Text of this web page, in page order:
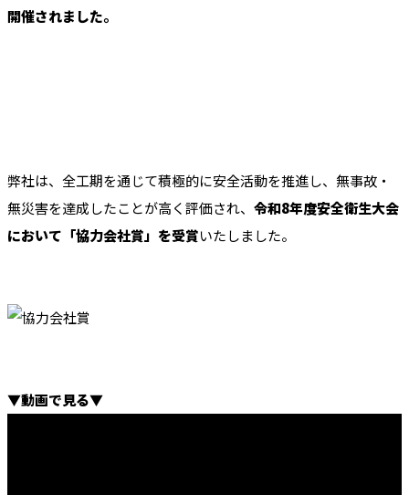
開催されました。
弊社は、全工期を通じて積極的に安全活動を推進し、無事故・
無災害を達成したことが高く評価され、 令和8年度安全衛生大会
において「協力会社賞」を受賞いたしました。
▼動画で見る▼